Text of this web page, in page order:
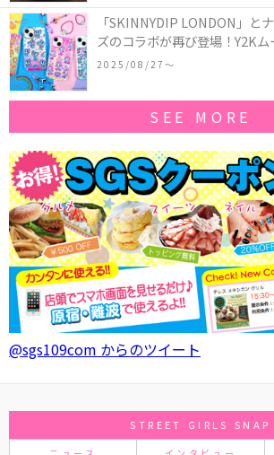
「SKINNYDIP LONDON」と
ズのコラボが再び登場！Y2K
作コレクションを発売♪
2025/08/27〜
SEE MORE
@sgs109com からのツイート
STREET GIRLS SNAP